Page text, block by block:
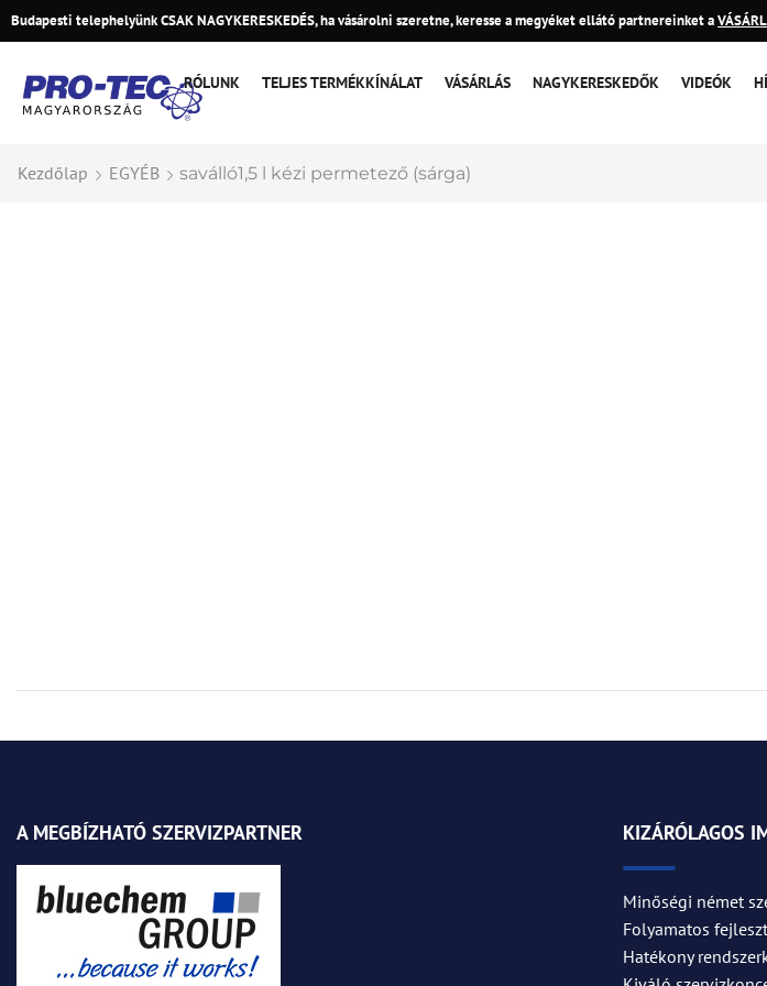
Budapesti telephelyünk CSAK NAGYKERESKEDÉS, ha vásárolni szeretne, keresse a megyéket ellátó partnereinket a
RÓLUNK TELJES TERMÉKKÍNÁLAT VÁSÁRLÁS NAGYKERESKEDŐK VIDEÓK
Kezdőlap EGYÉB saválló1,5 l kézi permetező (sárga)
A MEGBÍZHATÓ SZERVIZPARTNER KIZÁRÓLAGOS
Minőségi német
Folyamatos
Hatékony